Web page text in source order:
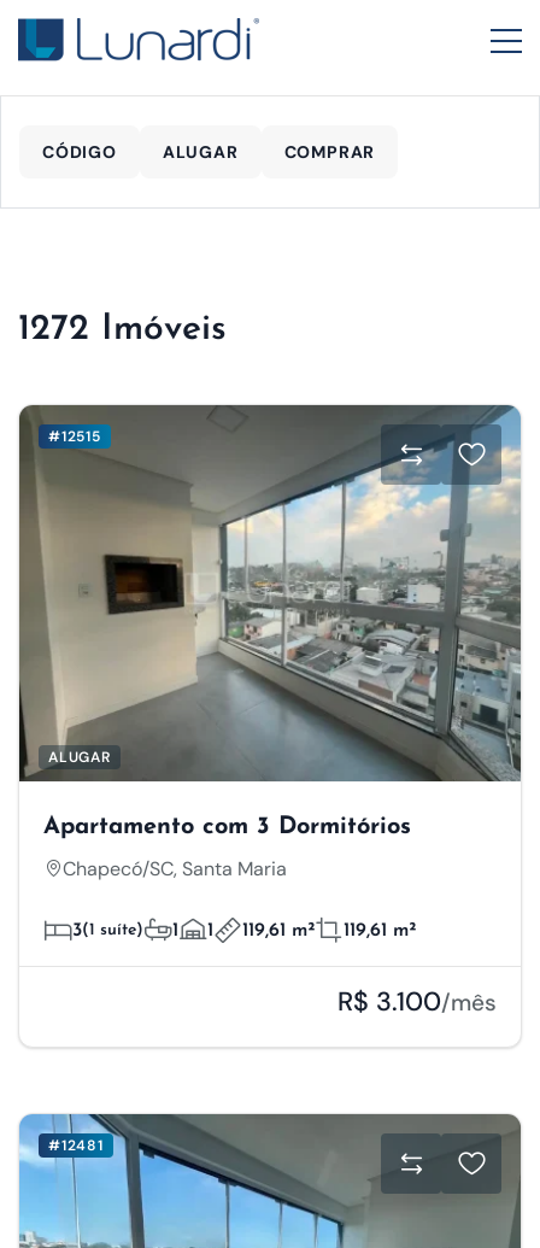
CÓDIGO ALUGAR COMPRAR
1272 Imóveis
#12515
ALUGAR
Apartamento com 3 Dormitórios
Chapecó/SC, Santa Maria
3(1 suíte) 1 1 119,61 m² 119,61 m²
R$ 3.100/mês
#12481